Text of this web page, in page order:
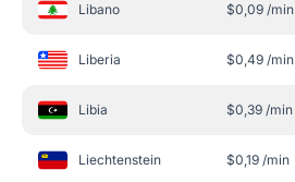
Libano $0,09 /min
Liberia $0,49 /min
Libia $0,39 /min
Liechtenstein $0,19 /min